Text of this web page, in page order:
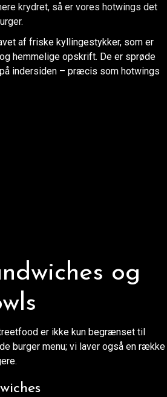
krydret, så er vores hotwings det
af friske kyllingestykker, som er
hemmelige opskrift. De er sprøde
indersiden – præcis som hotwings
og
er ikke kun begrænset til
burger menu; vi laver også en række